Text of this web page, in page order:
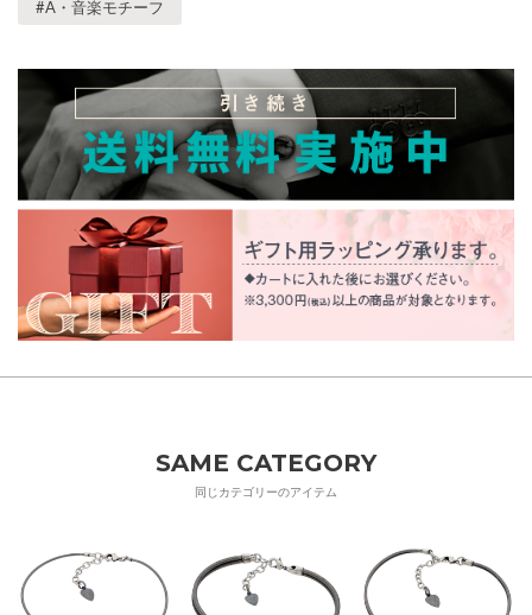
#A・音楽モチーフ
SAME CATEGORY
同じカテゴリーのアイテム